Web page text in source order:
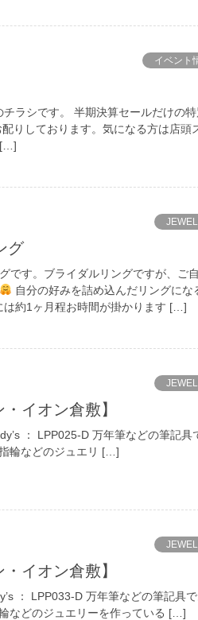
イベント
ラシです。 半期決算セールだけの
りしております。気になる方は店頭
[…]
グ
です。ブライダルリングですが、ご
自分の好みを詰め込んだリングにな
は約1ヶ月程お時間が掛かります […]
イオン倉敷】
： LPP025-D 万年筆などの筆記具
輪などのジュエリ […]
イオン倉敷】
： LPP033-D 万年筆などの筆記具
などのジュエリーを作っている […]